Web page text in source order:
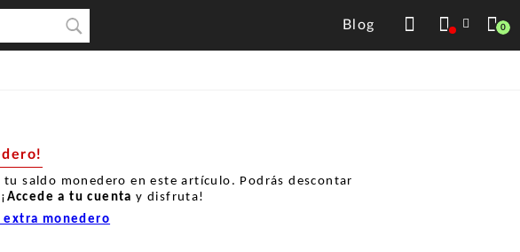
Blog 0
tu saldo monedero en este artículo. Podrás descontar
Accede a tu cuenta y disfruta!
extra monedero